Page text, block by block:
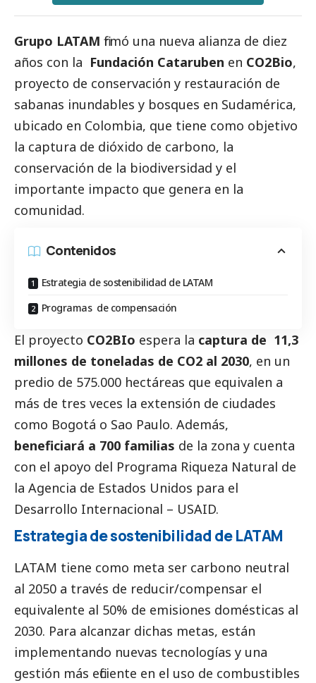
Grupo LATAM firmó una nueva alianza de diez
años con la Fundación Cataruben en CO2Bio,
proyecto de conservación y restauración de
sabanas inundables y bosques en Sudamérica,
ubicado en Colombia, que tiene como objetivo
la captura de dióxido de carbono, la
conservación de la biodiversidad y el
importante impacto que genera en la
comunidad.
Contenidos
Estrategia de sostenibilidad de LATAM
Programas de compensación
El proyecto CO2BIo espera la captura de 11,3
millones de toneladas de CO2 al 2030, en un
predio de 575.000 hectáreas que equivalen a
más de tres veces la extensión de ciudades
como Bogotá o Sao Paulo. Además,
beneficiará a 700 familias de la zona y cuenta
con el apoyo del Programa Riqueza Natural de
la Agencia de Estados Unidos para el
Desarrollo Internacional – USAID.
Estrategia de sostenibilidad de LATAM
LATAM tiene como meta ser carbono neutral
al 2050 a través de reducir/compensar el
equivalente al 50% de emisiones domésticas al
2030. Para alcanzar dichas metas, están
implementando nuevas tecnologías y una
gestión más eficiente en el uso de combustibles